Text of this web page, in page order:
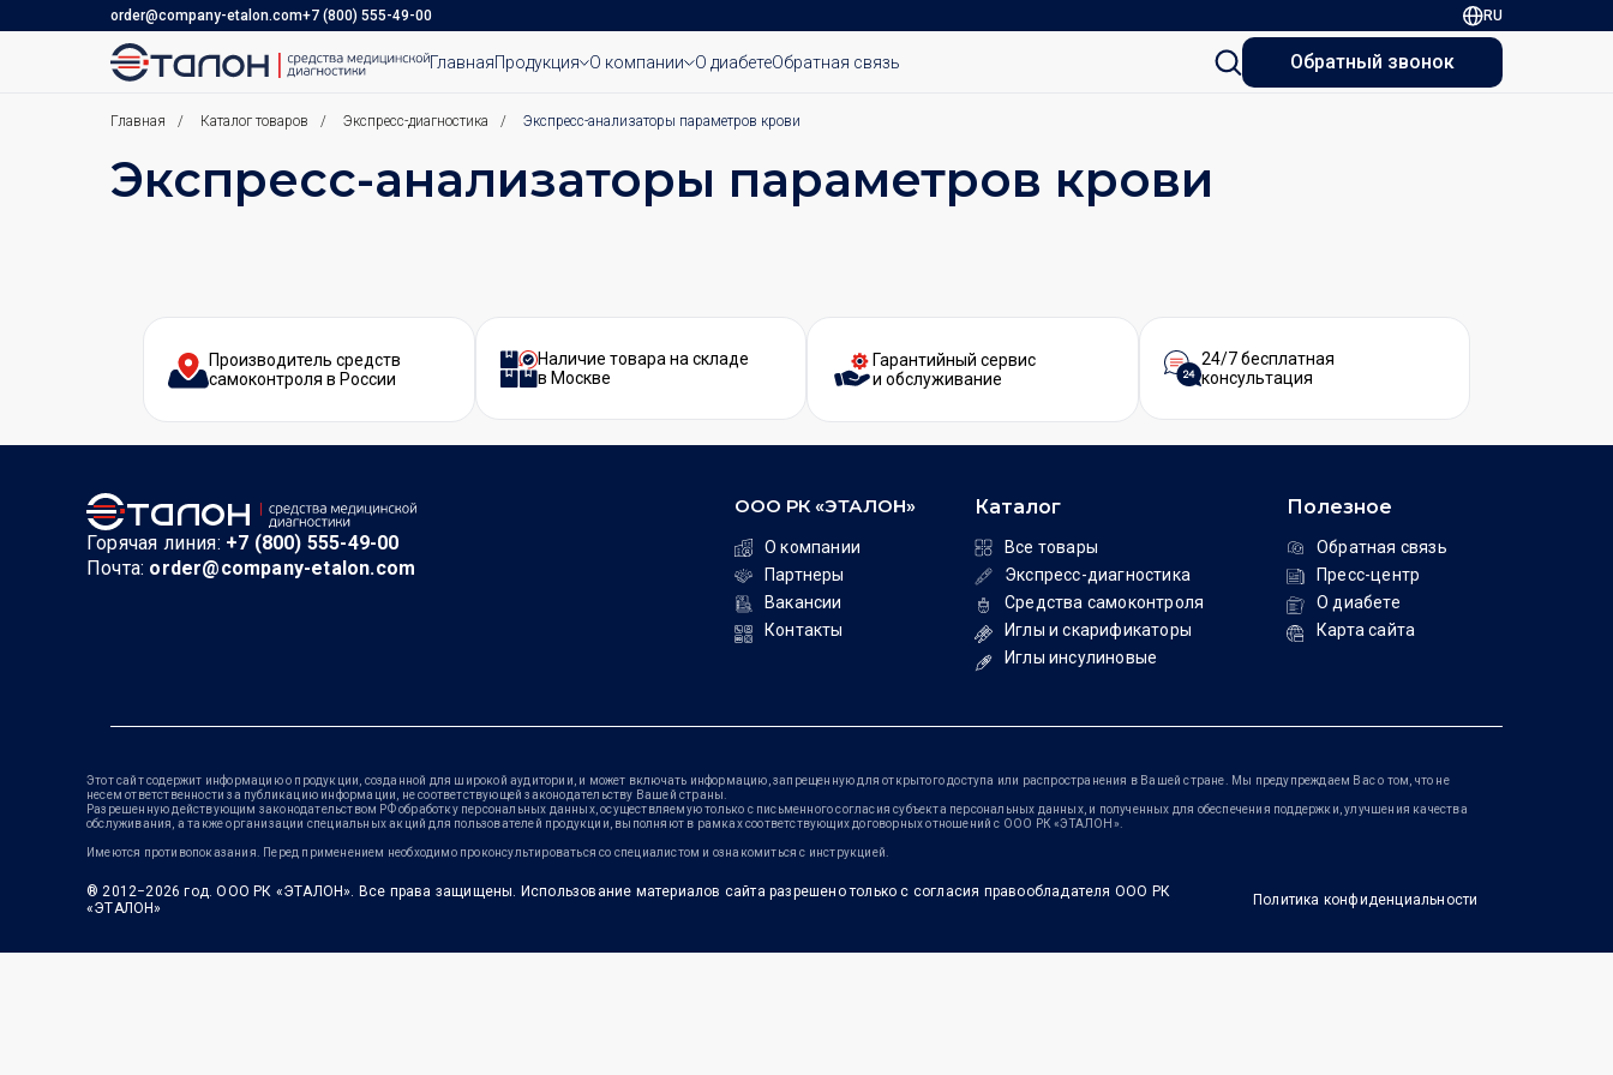
order@company-etalon.com+7 (800) 555-49-00 RU
ГлавнаяПродукция О компании О диабетеОбратная связь Обратный звонок
Главная / Каталог товаров / Экспресс-диагностика / Экспресс-анализаторы параметров крови
Экспресс-анализаторы параметров крови
Производитель средств
самоконтроля в России
Наличие товара на складе
в Москве
Гарантийный сервис
и обслуживание
24/7 бесплатная
консультация
ООО РК «ЭТАЛОН»
О компании
Партнеры
Вакансии
Контакты
Каталог
Все товары
Экспресс-диагностика
Средства самоконтроля
Иглы и скарификаторы
Иглы инсулиновые
Полезное
Обратная связь
Пресс-центр
О диабете
Карта сайта
Горячая линия: +7 (800) 555-49-00
Почта: order@company-etalon.com
Этот сайт содержит информацию о продукции, созданной для широкой аудитории, и может включать информацию, запрещенную для открытого доступа или распространения в Вашей стране. Мы предупреждаем Вас о том, что не
несем ответственности за публикацию информации, не соответствующей законодательству Вашей страны.
Разрешенную действующим законодательством РФ обработку персональных данных, осуществляемую только с письменного согласия субъекта персональных данных, и полученных для обеспечения поддержки, улучшения качества
обслуживания, а также организации специальных акций для пользователей продукции, выполняют в рамках соответствующих договорных отношений с ООО РК «ЭТАЛОН».
Имеются противопоказания. Перед применением необходимо проконсультироваться со специалистом и ознакомиться с инструкцией.
® 2012−2026 год. ООО РК «ЭТАЛОН». Все права защищены. Использование материалов сайта разрешено только с согласия правообладателя ООО РК
«ЭТАЛОН»
Политика конфиденциальности